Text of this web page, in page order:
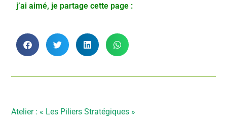
j’ai aimé, je partage cette page :
Atelier : « Les Piliers Stratégiques »